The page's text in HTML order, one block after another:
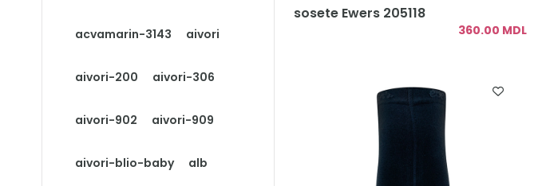
acvamarin-3143 aivori
aivori-200 aivori-306
aivori-902 aivori-909
aivori-blio-baby alb
sosete Ewers 205118
360.00 MDL